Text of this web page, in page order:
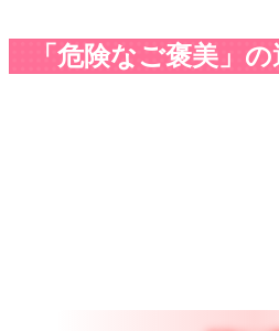
「危険なご褒美」